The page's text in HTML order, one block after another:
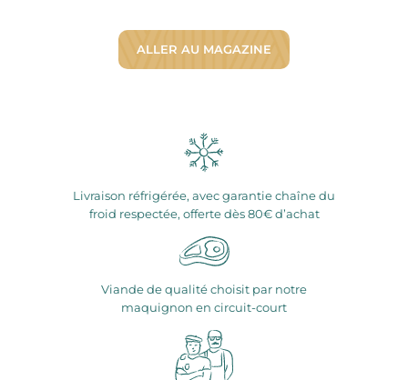
ALLER AU MAGAZINE
Livraison réfrigérée, avec garantie chaîne du
froid respectée, offerte dès 80€ d’achat
Viande de qualité choisit par notre
maquignon en circuit-court